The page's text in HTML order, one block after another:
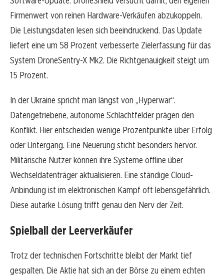
Firmenwert von reinen Hardware-Verkäufen abzukoppeln.
Die Leistungsdaten lesen sich beeindruckend. Das Update
liefert eine um 58 Prozent verbesserte Zielerfassung für das
System DroneSentry-X Mk2. Die Richtgenauigkeit steigt um
15 Prozent.
In der Ukraine spricht man längst von „Hyperwar“.
Datengetriebene, autonome Schlachtfelder prägen den
Konflikt. Hier entscheiden wenige Prozentpunkte über Erfolg
oder Untergang. Eine Neuerung sticht besonders hervor.
Militärische Nutzer können ihre Systeme offline über
Wechseldatenträger aktualisieren. Eine ständige Cloud-
Anbindung ist im elektronischen Kampf oft lebensgefährlich.
Diese autarke Lösung trifft genau den Nerv der Zeit.
Spielball der Leerverkäufer
Trotz der technischen Fortschritte bleibt der Markt tief
gespalten. Die Aktie hat sich an der Börse zu einem echten